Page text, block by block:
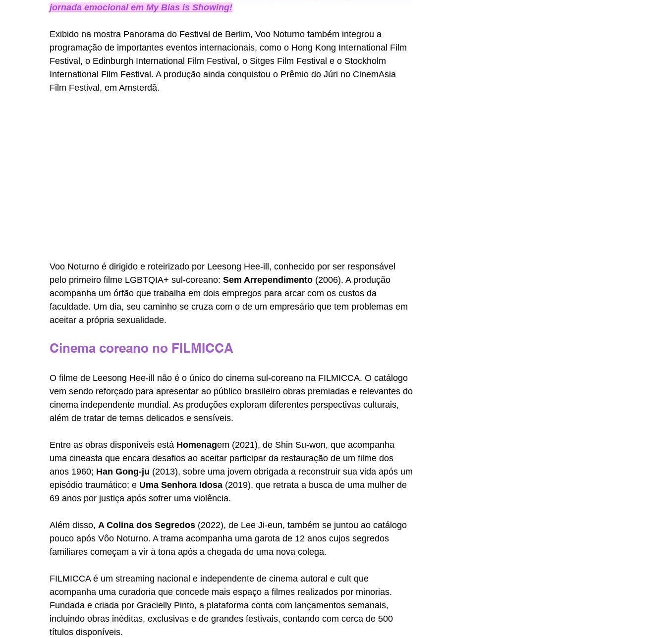
jornada emocional em My Bias is Showing!
Exibido na mostra Panorama do Festival de Berlim, Voo Noturno também integrou a
programação de importantes eventos internacionais, como o Hong Kong International Film
Festival, o Edinburgh International Film Festival, o Sitges Film Festival e o Stockholm
International Film Festival. A produção ainda conquistou o Prêmio do Júri no CinemAsia
Film Festival, em Amsterdã.
Voo Noturno é dirigido e roteirizado por Leesong Hee-ill, conhecido por ser responsável
pelo primeiro filme LGBTQIA+ sul-coreano: Sem Arrependimento (2006). A produção
acompanha um órfão que trabalha em dois empregos para arcar com os custos da
faculdade. Um dia, seu caminho se cruza com o de um empresário que tem problemas em
aceitar a própria sexualidade.
Cinema coreano no FILMICCA
O filme de Leesong Hee-ill não é o único do cinema sul-coreano na FILMICCA. O catálogo
vem sendo reforçado para apresentar ao público brasileiro obras premiadas e relevantes do
cinema independente mundial. As produções exploram diferentes perspectivas culturais,
além de tratar de temas delicados e sensíveis.
Entre as obras disponíveis está Homenagem (2021), de Shin Su-won, que acompanha
uma cineasta que encara desafios ao aceitar participar da restauração de um filme dos
anos 1960; Han Gong-ju (2013), sobre uma jovem obrigada a reconstruir sua vida após um
episódio traumático; e Uma Senhora Idosa (2019), que retrata a busca de uma mulher de
69 anos por justiça após sofrer uma violência.
Além disso, A Colina dos Segredos (2022), de Lee Ji-eun, também se juntou ao catálogo
pouco após Vôo Noturno. A trama acompanha uma garota de 12 anos cujos segredos
familiares começam a vir à tona após a chegada de uma nova colega.
FILMICCA é um streaming nacional e independente de cinema autoral e cult que
acompanha uma curadoria que concede mais espaço a filmes realizados por minorias.
Fundada e criada por Gracielly Pinto, a plataforma conta com lançamentos semanais,
incluindo obras inéditas, exclusivas e de grandes festivais, contando com cerca de 500
títulos disponíveis.